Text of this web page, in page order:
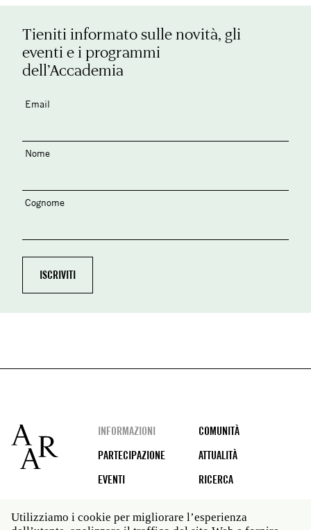
Tieniti informato sulle novità, gli
eventi e i programmi
dell’Accademia
Email
Nome
Cognome
Footer
INFORMAZIONI
COMUNITÀ
PARTECIPAZIONE
ATTUALITÀ
EVENTI
RICERCA
Utilizziamo i cookie per migliorare l’esperienza